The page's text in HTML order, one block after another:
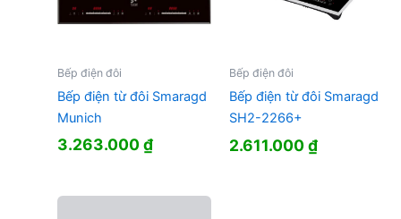
Bếp điện đôi
Bếp điện từ đôi Smaragd
Munich
3.263.000₫
Bếp điện đôi
Bếp điện từ đôi Smaragd
SH2-2266+
2.611.000₫